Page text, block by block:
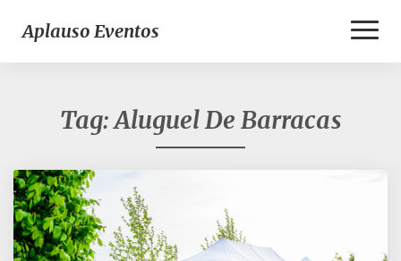
Aplauso Eventos
Tag:Aluguel De Barracas